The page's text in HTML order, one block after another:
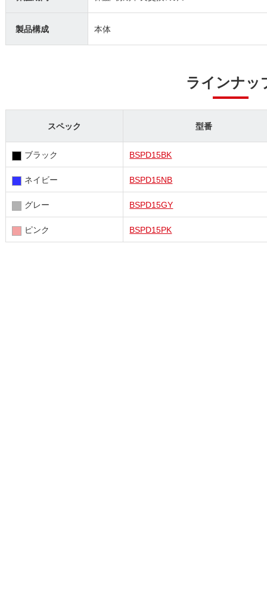
製品構成 本体
ラインナッ
スペック 型番
ブラック BSPD15BK
ネイビー BSPD15NB
グレー BSPD15GY
ピンク BSPD15PK